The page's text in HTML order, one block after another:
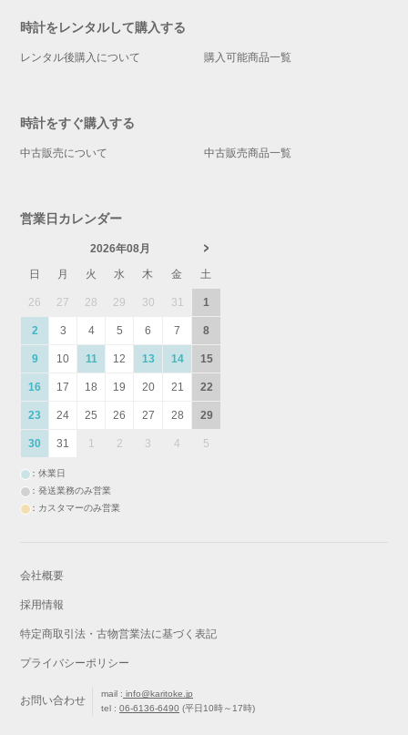
時計をレンタルして購入する
レンタル後購入について 購入可能商品一覧
時計をすぐ購入する
中古販売について 中古販売商品一覧
営業日カレンダー
2026年08月
日
月 火 水 木 金 土
26 27 28 29 30 31 1
2 3 4 5 6 7 8
9 10 11 12 13 14 15
16 17 18 19 20 21 22
23 24 25 26 27 28 29
30 31 1 2 3 4 5
：休業日
：発送業務のみ営業
：カスタマーのみ営業
会社概要
採用情報
特定商取引法・古物営業法に基づく表記
プライバシーポリシー
お問い合わせ
mail : info@karitoke.jp
tel :06-6136-6490 (平日10時～17時)